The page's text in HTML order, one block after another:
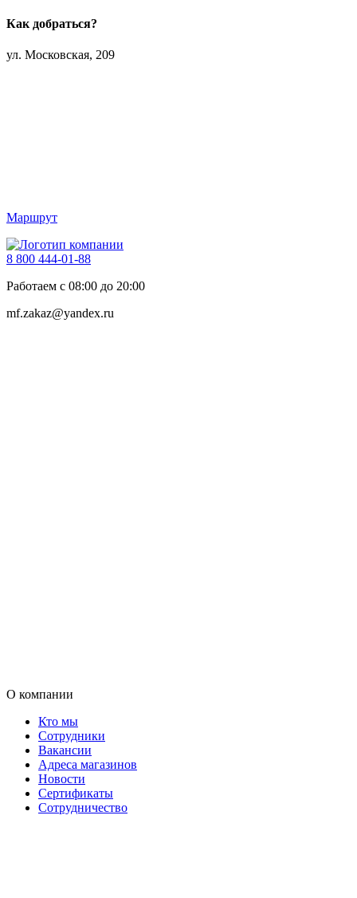
Как добраться?
ул. Московская, 209
Маршрут
8 800 444-01-88
Работаем с 08:00 до 20:00
mf.zakaz@yandex.ru
О компании
Кто мы
Сотрудники
Вакансии
Адреса магазинов
Новости
Сертификаты
Сотрудничество